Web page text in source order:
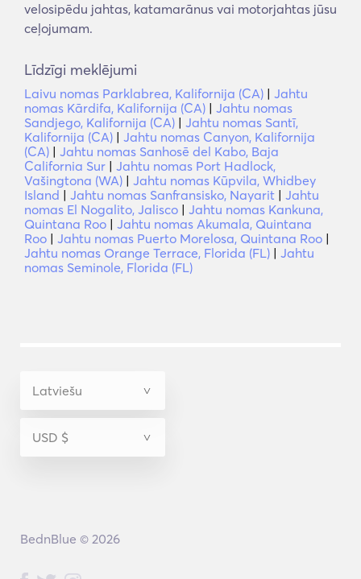
velosipēdu jahtas, katamarānus vai motorjahtas jūsu
ceļojumam.
Līdzīgi meklējumi
Laivu nomas Parklabrea, Kalifornija (CA) | Jahtu
nomas Kārdifa, Kalifornija (CA) | Jahtu nomas
Sandjego, Kalifornija (CA) | Jahtu nomas Santī,
Kalifornija (CA) | Jahtu nomas Canyon, Kalifornija
(CA) | Jahtu nomas Sanhosē del Kabo, Baja
California Sur | Jahtu nomas Port Hadlock,
Vašingtona (WA) | Jahtu nomas Kūpvila, Whidbey
Island | Jahtu nomas Sanfransisko, Nayarit | Jahtu
nomas El Nogalito, Jalisco | Jahtu nomas Kankuna,
Quintana Roo | Jahtu nomas Akumala, Quintana
Roo | Jahtu nomas Puerto Morelosa, Quintana Roo |
Jahtu nomas Orange Terrace, Florida (FL) | Jahtu
nomas Seminole, Florida (FL)
BednBlue © 2026